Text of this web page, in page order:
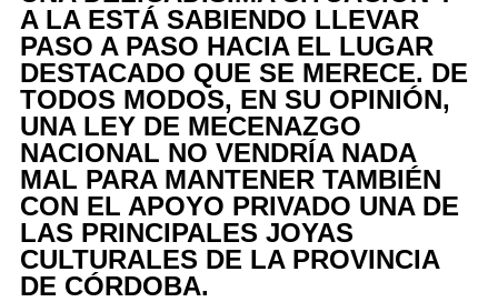
A LA ESTÁ SABIENDO LLEVAR
PASO A PASO HACIA EL LUGAR
DESTACADO QUE SE MERECE. DE
TODOS MODOS, EN SU OPINIÓN,
UNA LEY DE MECENAZGO
NACIONAL NO VENDRÍA NADA
MAL PARA MANTENER TAMBIÉN
CON EL APOYO PRIVADO UNA DE
LAS PRINCIPALES JOYAS
CULTURALES DE LA PROVINCIA
DE CÓRDOBA.